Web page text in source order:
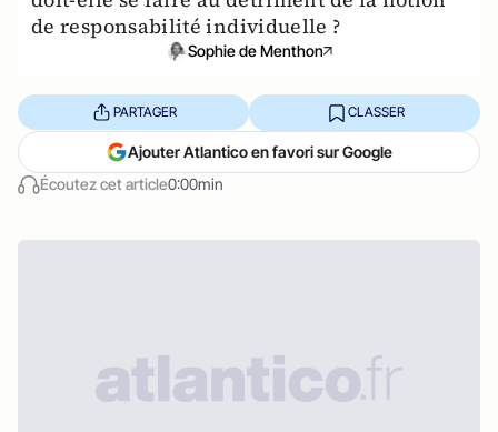
de responsabilité individuelle ?
Sophie de Menthon
Écoutez cet article0:00min
PARTAGER CLASSER
Ajouter Atlantico en favori sur Google